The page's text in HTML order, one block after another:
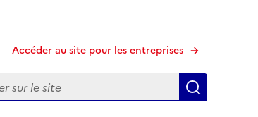
Accéder au site pour les entreprises